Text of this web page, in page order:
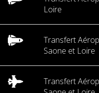
Loire
Transfert
Saone et Loire
Transfert